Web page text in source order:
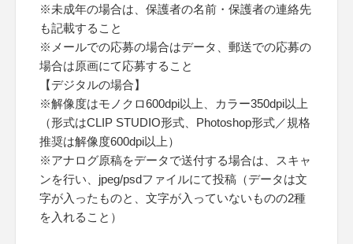
※未成年の場合は、保護者の名前・保護者の連絡先
も記載すること
※メールでの応募の場合はデータ、郵送での応募の
場合は原画にて応募すること
【デジタルの場合】
※解像度はモノクロ600dpi以上、カラー350dpi以上
（形式はCLIP STUDIO形式、Photoshop形式／規格
推奨は解像度600dpi以上）
※アナログ原稿をデータで送付する場合は、スキャ
ンを行い、jpeg/psdファイルにて投稿（データは文
字が入ったものと、文字が入っていないものの2種
を入れること）